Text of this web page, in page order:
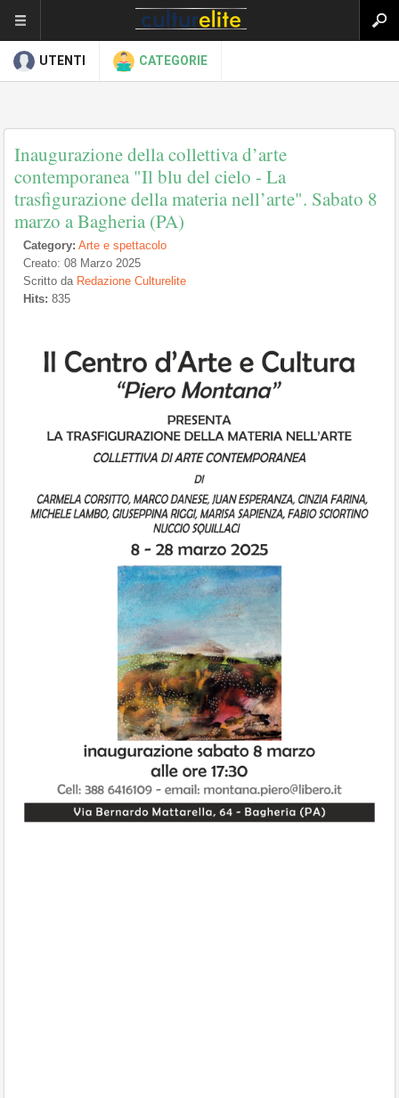
UTENTI CATEGORIE
Inaugurazione della collettiva d’arte
contemporanea "Il blu del cielo - La
trasfigurazione della materia nell’arte". Sabato 8
marzo a Bagheria (PA)
Category: Arte e spettacolo
Creato: 08 Marzo 2025
Scritto da Redazione Culturelite
Hits: 835